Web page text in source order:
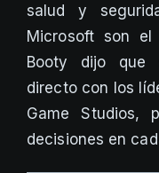
salud y
Microsoft son el
Booty dijo que
directo con los
Game Studios,
decisiones en